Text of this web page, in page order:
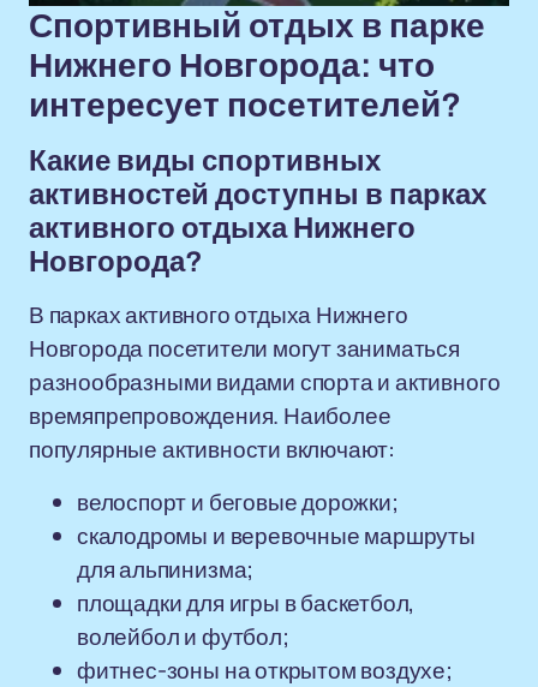
Спортивный отдых в парке
Нижнего Новгорода: что
интересует посетителей?
Какие виды спортивных
активностей доступны в парках
активного отдыха Нижнего
Новгорода?
В парках активного отдыха Нижнего
Новгорода посетители могут заниматься
разнообразными видами спорта и активного
времяпрепровождения. Наиболее
популярные активности включают:
велоспорт и беговые дорожки;
скалодромы и веревочные маршруты
для альпинизма;
площадки для игры в баскетбол,
волейбол и футбол;
фитнес-зоны на открытом воздухе;